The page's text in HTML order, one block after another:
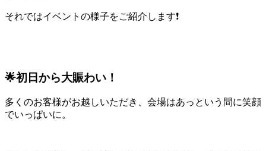
それではイベントの様子をご紹介します❗️
🌟初日から大賑わい！
多くのお客様がお越しいただき、会場はあっという間に笑顔
でいっぱいに。